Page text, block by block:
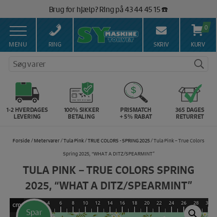
indholdet
Brug for hjælp? Ring på 43 44 45 15 ☎️
Vi matcher alle danske priser 💰
MENU RING SKRIV
0
KURV
Søg varer
1-2 HVERDAGES
LEVERING
100% SIKKER
BETALING
PRISMATCH
+ 5% RABAT
365 DAGES
RETURRET
Forside / Metervarer/Tula Pink/TRUE COLORS - SPRING 2025/ Tula Pink – True Colors
Spring 2025, “WHAT A DITZ/SPEARMINT”
Spar
TULA PINK – TRUE COLORS SPRING
2025, “WHAT A DITZ/SPEARMINT”